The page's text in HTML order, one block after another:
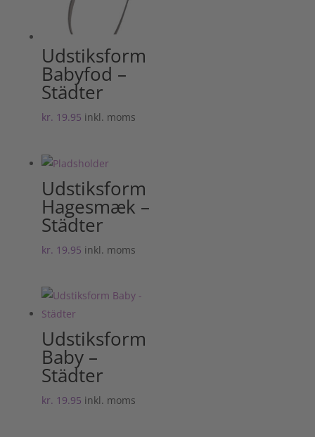
Udstiksform
Babyfod –
Städter
kr. 19.95 inkl. moms
Udstiksform
Hagesmæk –
Städter
kr. 19.95 inkl. moms
Udstiksform
Baby –
Städter
kr. 19.95 inkl. moms